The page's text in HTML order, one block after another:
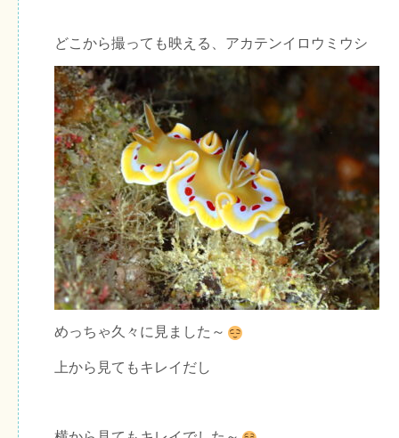
どこから撮っても映える、アカテンイロウミウシ
めっちゃ久々に見ました～
上から見てもキレイだし